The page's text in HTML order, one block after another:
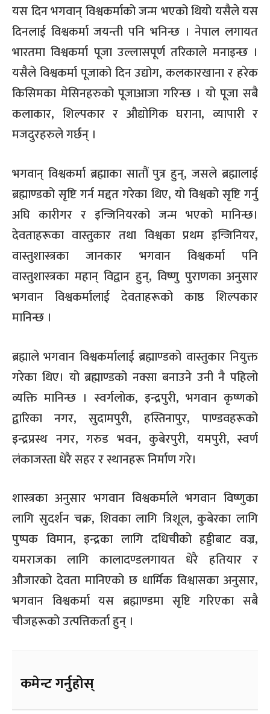
यस दिन भगवान् विश्वकर्माको जन्म भएको थियो यसैले यस
दिनलाई विश्वकर्मा जयन्ती पनि भनिन्छ । नेपाल लगायत
भारतमा विश्वकर्मा पूजा उल्लासपूर्ण तरिकाले मनाइन्छ ।
यसैले विश्वकर्मा पूजाको दिन उद्योग, कलकारखाना र हरेक
किसिमका मेसिनहरुको पूजाआजा गरिन्छ । यो पूजा सबै
कलाकार, शिल्पकार र औद्योगिक घराना, व्यापारी र
मजदुरहरुले गर्छन् ।
भगवान् विश्वकर्मा ब्रह्माका सातौं पुत्र हुन्, जसले ब्रह्मालाई
ब्रह्माण्डको सृष्टि गर्न मद्दत गरेका थिए, यो विश्वको सृष्टि गर्नु
अघि कारीगर र इन्जिनियरको जन्म भएको मानिन्छ।
देवताहरूका वास्तुकार तथा विश्वका प्रथम इन्जिनियर,
वास्तुशास्त्रका जानकार भगवान विश्वकर्मा पनि
वास्तुशास्त्रका महान् विद्वान हुन्, विष्णु पुराणका अनुसार
भगवान विश्वकर्मालाई देवताहरूको काष्ठ शिल्पकार
मानिन्छ ।
ब्रह्माले भगवान विश्वकर्मालाई ब्रह्माण्डको वास्तुकार नियुक्त
गरेका थिए। यो ब्रह्माण्डको नक्सा बनाउने उनी नै पहिलो
व्यक्ति मानिन्छ । स्वर्गलोक, इन्द्रपुरी, भगवान कृष्णको
द्वारिका नगर, सुदामपुरी, हस्तिनापुर, पाण्डवहरूको
इन्द्रप्रस्थ नगर, गरुड भवन, कुबेरपुरी, यमपुरी, स्वर्ण
लंकाजस्ता धेरै सहर र स्थानहरू निर्माण गरे।
शास्त्रका अनुसार भगवान विश्वकर्माले भगवान विष्णुका
लागि सुदर्शन चक्र, शिवका लागि त्रिशूल, कुबेरका लागि
पुष्पक विमान, इन्द्रका लागि दधिचीको हड्डीबाट वज्र,
यमराजका लागि कालादण्डलगायत धेरै हतियार र
औजारको देवता मानिएको छ धार्मिक विश्वासका अनुसार,
भगवान विश्वकर्मा यस ब्रह्माण्डमा सृष्टि गरिएका सबै
चीजहरूको उत्पत्तिकर्ता हुन् ।
कमेन्ट गर्नुहोस्